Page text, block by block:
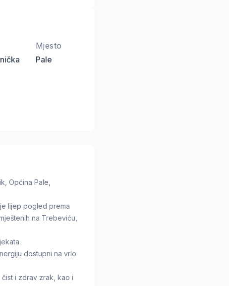
Mjesto
Pale
Općina Pale,
lijep pogled prema
na Trebeviću,
dostupni na vrlo
i zdrav zrak, kao i